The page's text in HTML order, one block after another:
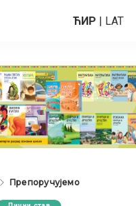
ЋИР | LAT
Препоручујемо